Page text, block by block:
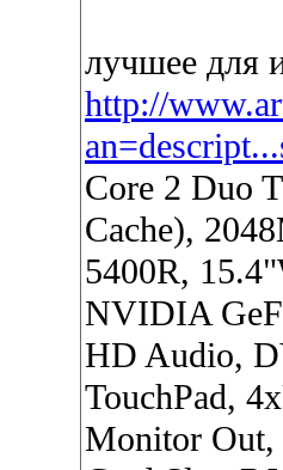
лучшее для
http://
Core 2 Duo
Cache),
5400R,
NVIDIA
HD Audio,
TouchPad,
Monitor Out,